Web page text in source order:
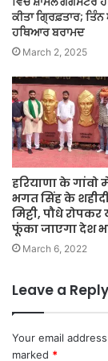
ਕੀਤਾ ਗ੍ਰਿਫ਼ਤਾਰ;
ਹਥਿਆਰ ਬਰਾਮਦ
March 2, 2025
हरियाणा के गांवो
भगत सिंह के
मिट्टी, पौधे
फूंका जाएगा देश
March 6, 2022
Leave a Reply
Your email
marked *